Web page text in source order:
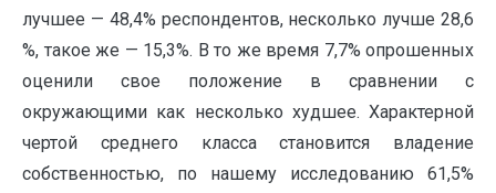
лучшее — 48,4% респондентов, несколько лучше 28,6
%, такое же — 15,3%. В то же время 7,7% опрошенных
оценили свое положение в сравнении с
окружающими как несколько худшее. Характерной
чертой среднего класса становится владение
собственностью, по нашему исследованию 61,5%